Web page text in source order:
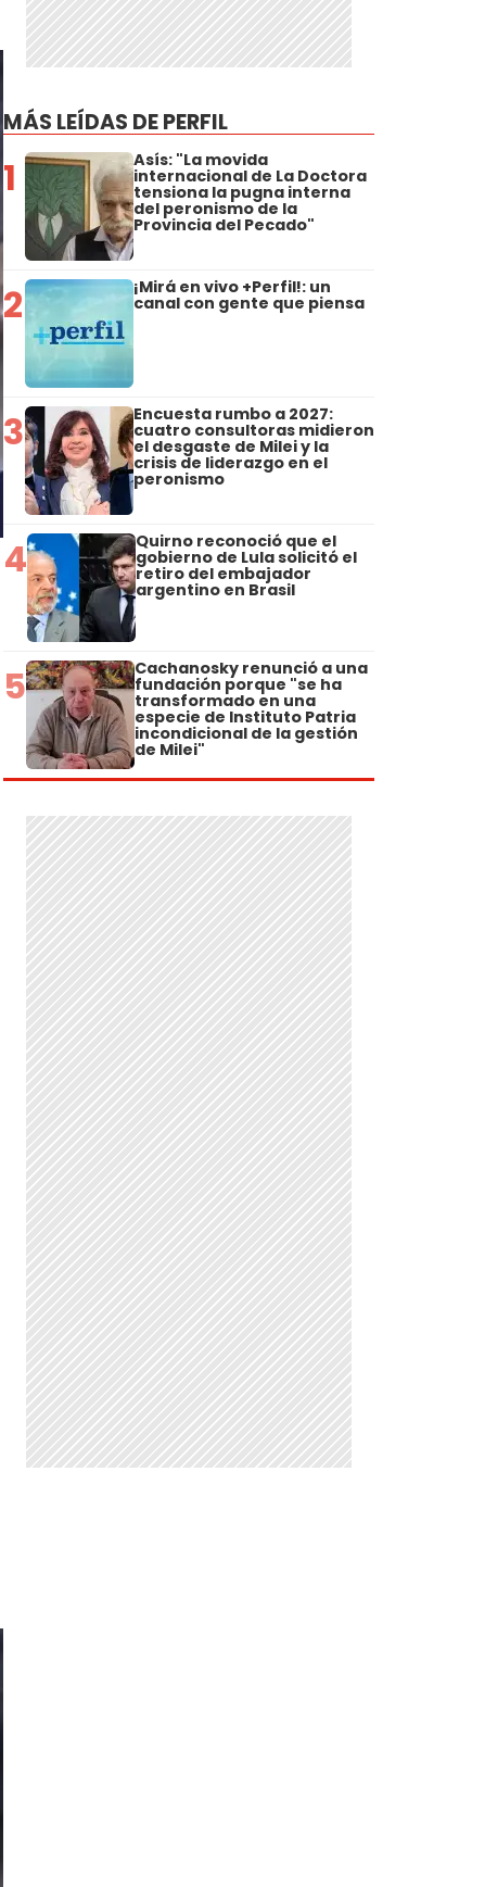
MÁS LEÍDAS DE PERFIL
1 Asís: "La movida
internacional de La Doctora
tensiona la pugna interna
del peronismo de la
Provincia del Pecado"
2 ¡Mirá en vivo +Perfil!: un
canal con gente que piensa
3 Encuesta rumbo a 2027:
cuatro consultoras midieron
el desgaste de Milei y la
crisis de liderazgo en el
peronismo
4 Quirno reconoció que el
gobierno de Lula solicitó el
retiro del embajador
argentino en Brasil
5 Cachanosky renunció a una
fundación porque "se ha
transformado en una
especie de Instituto Patria
incondicional de la gestión
de Milei"